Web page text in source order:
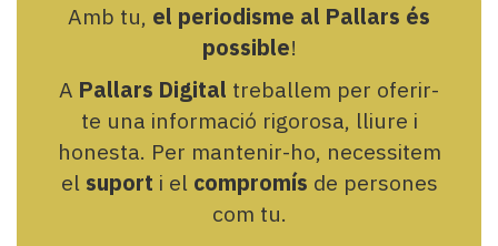
Amb tu, el periodisme al Pallars és
possible!
A Pallars Digital treballem per oferir-
te una informació rigorosa, lliure i
honesta. Per mantenir-ho, necessitem
el suport i el compromís de persones
com tu.